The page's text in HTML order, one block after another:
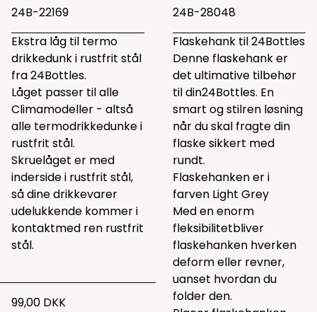
24B-22169
Ekstra låg til termo
drikkedunk i rustfrit stål
fra 24Bottles.
Låget passer til alle
Climamodeller - altså
alle termodrikkedunke i
rustfrit stål.
Skruelåget er med
inderside i rustfrit stål,
så dine drikkevarer
udelukkende kommer i
kontaktmed ren rustfrit
stål.
99,00 DKK
24B-28048
Flaskehank til 24Bottles
Denne flaskehank er
det ultimative tilbehør
til din24Bottles. En
smart og stilren løsning
når du skal fragte din
flaske sikkert med
rundt.
Flaskehanken er i
farven Light Grey
Med en enorm
fleksibilitetbliver
flaskehanken hverken
deform eller revner,
uanset hvordan du
folder den.